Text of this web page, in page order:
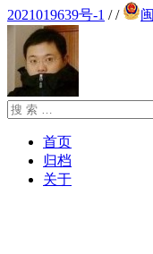
2021019639号-1 //
搜
首页
归档
关于